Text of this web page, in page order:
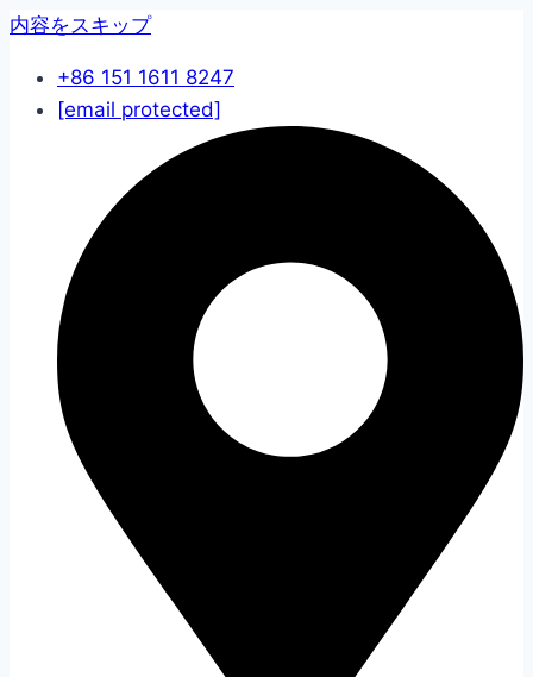
内容をスキップ
+86 151 1611 8247
[email protected]